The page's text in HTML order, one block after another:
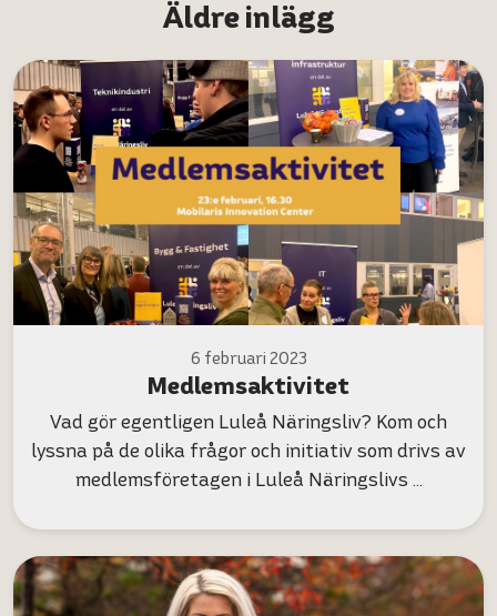
Äldre inlägg
6 februari 2023
Medlemsaktivitet
Vad gör egentligen Luleå Näringsliv? Kom och
lyssna på de olika frågor och initiativ som drivs av
medlemsföretagen i Luleå Näringslivs …